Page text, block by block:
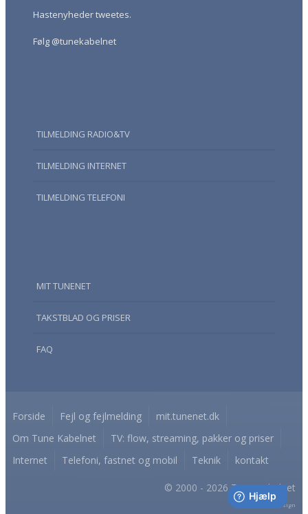
Hastenyheder tweetes.
Følg @tunekabelnet
TILMELDING RADIO&TV
TILMELDING INTERNET
TILMELDING TELEFONI
MIT TUNENET
TAKSTBLAD OG PRISER
FAQ
Forside Fejl og fejlmelding
mit.tunenet.dk
Om Tune Kabelnet
TV: flow, streaming, pakker og priser
Internet
Telefoni, fastnet og mobil Teknik kontakt
© 2000 - 2026 Tune Kabelnet
Design